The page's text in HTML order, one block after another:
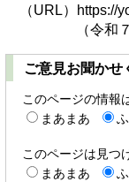
（URL）https://
（令和７年５
ご意見お聞かせ
このページの情報
まあまあ
このページは見つ
まあまあ